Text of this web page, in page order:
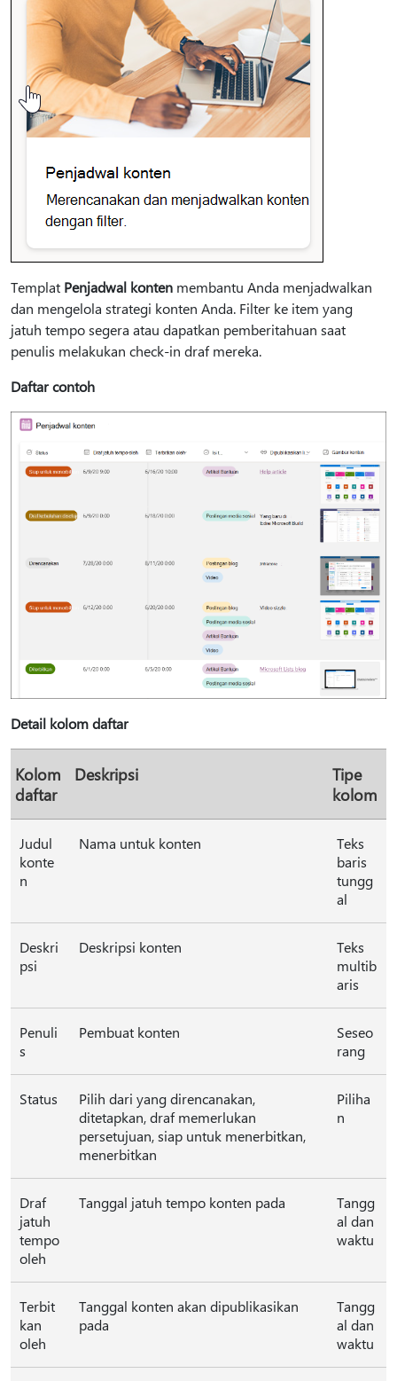
Templat Penjadwal konten membantu Anda menjadwalkan
dan mengelola strategi konten Anda. Filter ke item yang
jatuh tempo segera atau dapatkan pemberitahuan saat
penulis melakukan check-in draf mereka.
Daftar contoh
Detail kolom daftar
Kolom
daftar
Deskripsi
Tipe
kolom
Judul
konte
n
Nama untuk konten
Teks
baris
tungg
al
Deskri
psi
Deskripsi konten
Teks
multib
aris
Penuli
s
Pembuat konten
Seseo
rang
Status
Pilih dari yang direncanakan,
ditetapkan, draf memerlukan
persetujuan, siap untuk menerbitkan,
menerbitkan
Piliha
n
Draf
jatuh
tempo
oleh
Tanggal jatuh tempo konten pada
Tangg
al dan
waktu
Terbit
kan
oleh
Tanggal konten akan dipublikasikan
pada
Tangg
al dan
waktu